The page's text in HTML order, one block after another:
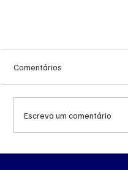
Comentários
Escreva um comentário